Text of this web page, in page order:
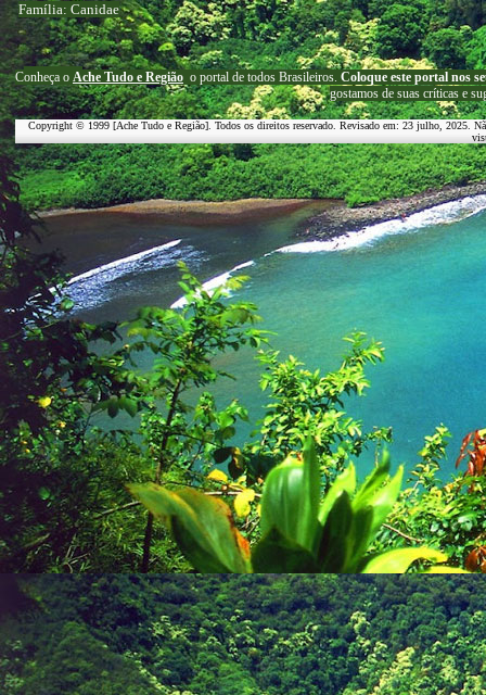
Família: Canidae
Conheça o Ache Tudo e Região o portal de todos Brasileiros. Coloque este portal nos
gostamos de suas críticas e
Copyright © 1999 [Ache Tudo e Região]. Todos os direitos reservado. Revisado em: 23 julho, 2025 .